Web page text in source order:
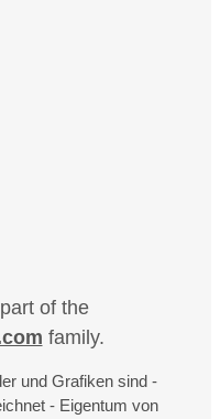
of the
family.
und Grafiken sind -
- Eigentum von